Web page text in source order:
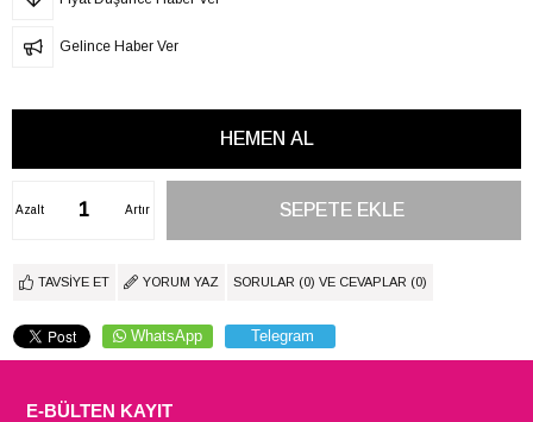
Gelince Haber Ver
Artır
Azalt
TAVSIYE ET YORUM YAZ SORULAR (0) VE CEVAPLAR (0)
WhatsApp Telegram
E-BÜLTEN KAYIT